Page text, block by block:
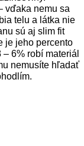
vďaka nemu sa
telu a látka nie
sú aj slim fit
je jeho percento
6% robí materiál
nemusíte hľadať